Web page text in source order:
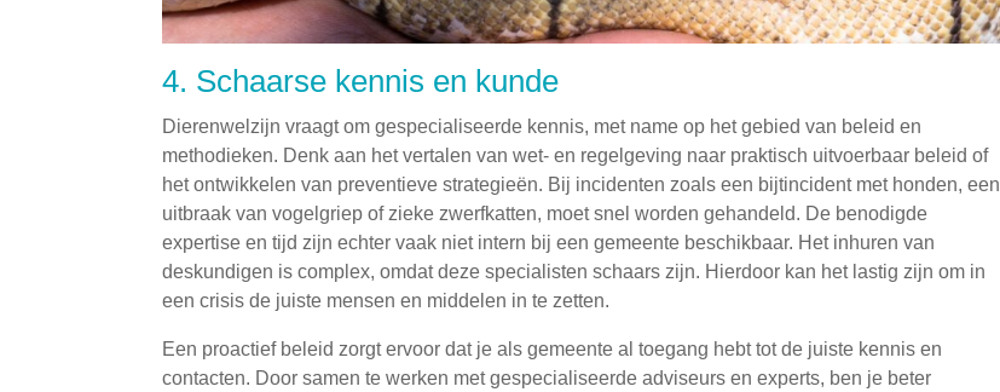
4. Schaarse kennis en kunde
Dierenwelzijn vraagt om gespecialiseerde kennis, met name op het gebied van beleid en
methodieken. Denk aan het vertalen van wet- en regelgeving naar praktisch uitvoerbaar beleid of
het ontwikkelen van preventieve strategieën. Bij incidenten zoals een bijtincident met honden, een
uitbraak van vogelgriep of zieke zwerfkatten, moet snel worden gehandeld. De benodigde
expertise en tijd zijn echter vaak niet intern bij een gemeente beschikbaar. Het inhuren van
deskundigen is complex, omdat deze specialisten schaars zijn. Hierdoor kan het lastig zijn om in
een crisis de juiste mensen en middelen in te zetten.
Een proactief beleid zorgt ervoor dat je als gemeente al toegang hebt tot de juiste kennis en
contacten. Door samen te werken met gespecialiseerde adviseurs en experts, ben je beter